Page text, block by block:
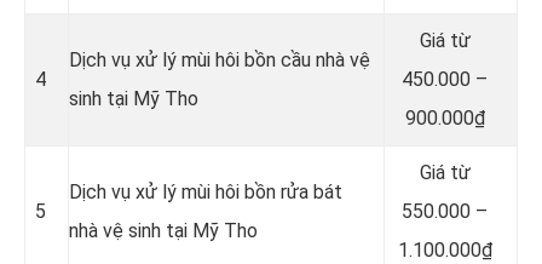
4
Dịch vụ xử lý mùi hôi bồn cầu nhà vệ
sinh tại Mỹ Tho
Giá từ
450.000 –
900.000₫
5
Dịch vụ xử lý mùi hôi bồn rửa bát
nhà vệ sinh tại Mỹ Tho
Giá từ
550.000 –
1.100.000₫